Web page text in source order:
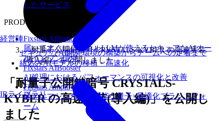
したサービス
PRODUCTS
Fixstars AIStation
届いてすぐにローカルLLMが使えるセキュアなAIオー
ルインワン環境
Fixstars AIBooster
AI処理におけるパフォーマンスの可視化と改善
Fixstars Amplify
様々なマシンが利用可能な量子×最適化プラットフォ
ーム
経営陣
セキュアなAI開発環境の構築からチームへの定着まで
組込みAIモデルの移植・高速化
IRライブラリ
「耐量子公開鍵暗号 CRYSTALS-KYBER の高速実装
(導入編)」を公開しました
「耐量子公開鍵暗号 CRYSTALS-
KYBER の高速実装(導入編)」を公開し
ました